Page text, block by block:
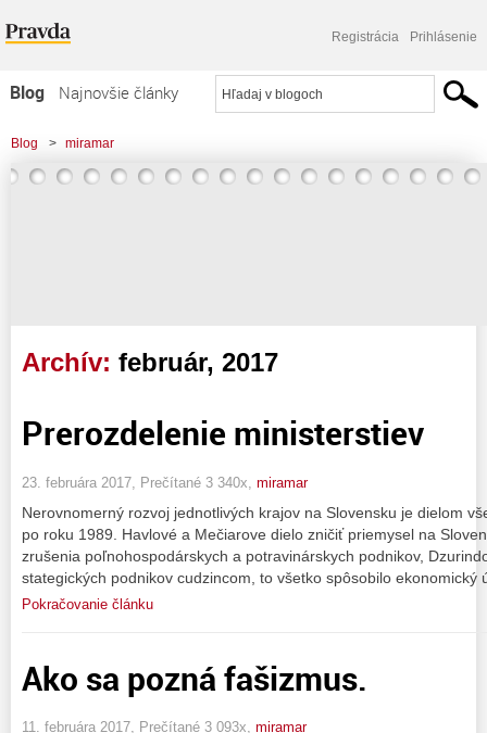
Registrácia Prihlásenie
Blog
Najnovšie články
Najčítanejšie články
Najkomentovanejšie články
Blog > miramar
Archív: február, 2017
Prerozdelenie ministerstiev
23. februára 2017, Prečítané 3 340x, miramar
Nerovnomerný rozvoj jednotlivých krajov na Slovensku je dielom
po roku 1989. Havlové a Mečiarove dielo zničiť priemysel na
zrušenia poľnohospodárskych a potravinárskych podnikov,
stategických podnikov cudzincom, to všetko spôsobilo
Pokračovanie článku
Ako sa pozná fašizmus.
11. februára 2017, Prečítané 3 093x, miramar